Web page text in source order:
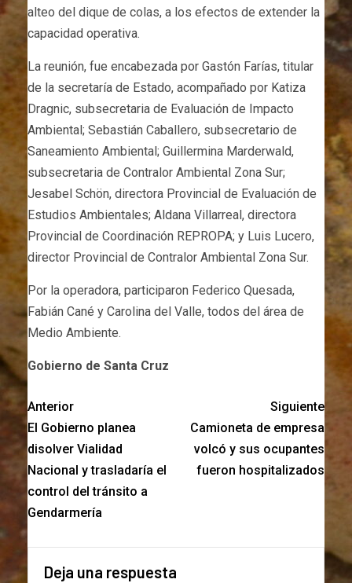
alteo del dique de colas, a los efectos de extender la
capacidad operativa.
La reunión, fue encabezada por Gastón Farías, titular
de la secretaría de Estado, acompañado por Katiza
Dragnic, subsecretaria de Evaluación de Impacto
Ambiental; Sebastián Caballero, subsecretario de
Saneamiento Ambiental; Guillermina Marderwald,
subsecretaria de Contralor Ambiental Zona Sur;
Jesabel Schön, directora Provincial de Evaluación de
Estudios Ambientales; Aldana Villarreal, directora
Provincial de Coordinación REPROPA; y Luis Lucero,
director Provincial de Contralor Ambiental Zona Sur.
Por la operadora, participaron Federico Quesada,
Fabián Cané y Carolina del Valle, todos del área de
Medio Ambiente.
Gobierno de Santa Cruz
Anterior
El Gobierno planea
disolver Vialidad
Nacional y trasladaría el
control del tránsito a
Gendarmería
Siguiente
Camioneta de empresa
volcó y sus ocupantes
fueron hospitalizados
Deja una respuesta